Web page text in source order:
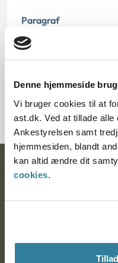
Denne hjemmeside
Vi bruger cookies til at
ast.dk. Ved at tillade
Ankestyrelsen samt
hjemmesiden, blandt
kan altid ændre dit
cookies.
Paragraf
§ 26 § 37 § 46 § 40 § 49
11249-83
Ankestyrelsen